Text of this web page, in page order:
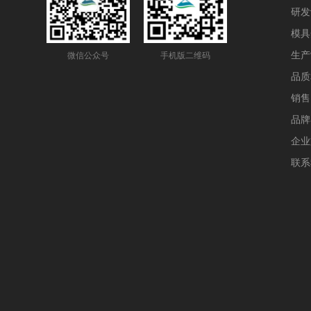
微信公众号 手机版二维码
研
模
生
品
销
品
企
联